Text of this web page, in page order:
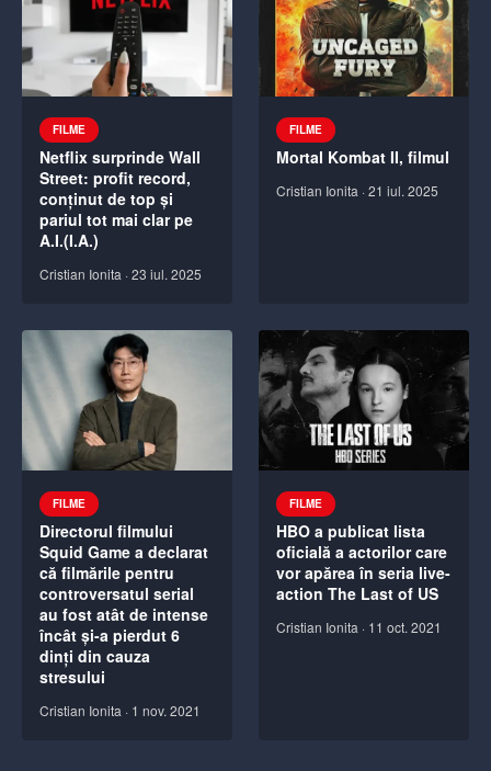
FILME
Netflix surprinde Wall
Street: profit record,
conținut de top și
pariul tot mai clar pe
A.I.(I.A.)
Cristian Ionita ·23 iul. 2025
FILME
Mortal Kombat II, filmul
Cristian Ionita ·21 iul. 2025
FILME
Directorul filmului
Squid Game a declarat
că filmările pentru
controversatul serial
au fost atât de intense
încât și-a pierdut 6
dinți din cauza
stresului
Cristian Ionita · 1 nov. 2021
FILME
HBO a publicat lista
oficială a actorilor care
vor apărea în seria live-
action The Last of US
Cristian Ionita · 11 oct. 2021